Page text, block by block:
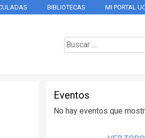
BIBLIOTECAS MI PORTAL
Eventos
No hay eventos que